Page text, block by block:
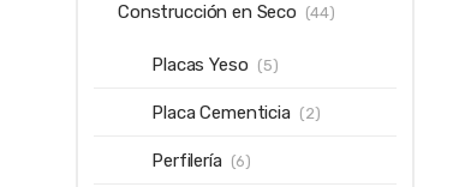
Construcción en Seco (44)
Placas Yeso (5)
Placa Cementicia (2)
Perfilería (6)